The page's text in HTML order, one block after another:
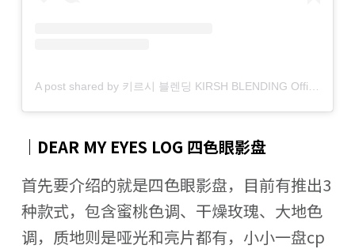
｜DEAR MY EYES LOG 四色眼影盘
首先要介绍的就是四色眼影盘，目前有推出3
种款式，包含蜜桃色调、干燥玫瑰、大地色
调，质地则是哑光和亮片都有，小小一盘cp